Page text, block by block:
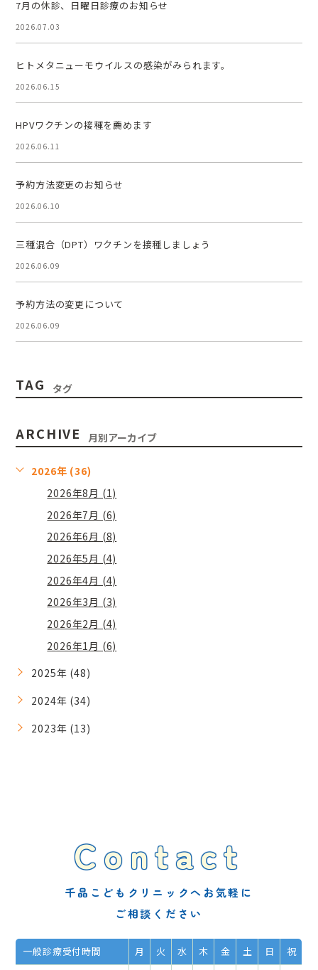
7月の休診、日曜日診療のお知らせ
2026.07.03
ヒトメタニューモウイルスの感染がみられます。
2026.06.15
HPVワクチンの接種を薦めます
2026.06.11
予約方法変更のお知らせ
2026.06.10
三種混合（DPT）ワクチンを接種しましょう
2026.06.09
予約方法の変更について
2026.06.09
TAG タグ
ARCHIVE 月別アーカイブ
2026年 (36)
2026年8月 (1)
2026年7月 (6)
2026年6月 (8)
2026年5月 (4)
2026年4月 (4)
2026年3月 (3)
2026年2月 (4)
2026年1月 (6)
2025年 (48)
2024年 (34)
2023年 (13)
Contact
千晶こどもクリニックへお気軽に
ご相談ください
一般診療受付時間 月 火 水 木 金 土 日 祝